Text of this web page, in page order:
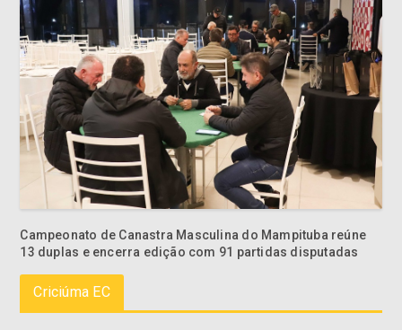
Campeonato de Canastra Masculina do Mampituba reúne
13 duplas e encerra edição com 91 partidas disputadas
Criciúma EC